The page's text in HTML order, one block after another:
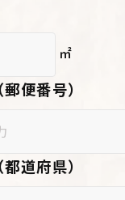
㎡
便番号）
道府県）